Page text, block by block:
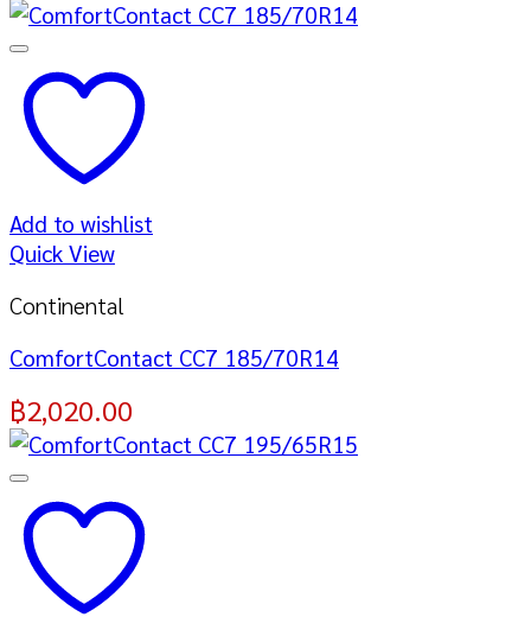
Add to wishlist
Quick View
Continental
ComfortContact CC7 185/70R14
฿2,020.00